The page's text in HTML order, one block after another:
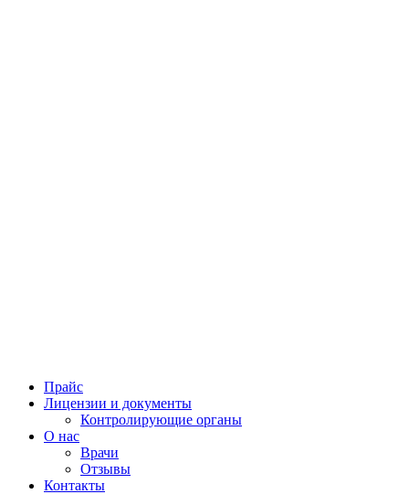
Прайс
Лицензии и документы
Контролирующие органы
О нас
Врачи
Отзывы
Контакты